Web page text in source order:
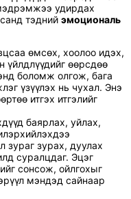
удирдах
тэдний эмоциональ
өмсөх, хоолоо идэх,
үйлдлүүдийг өөрсдөө
боломж олгож, бага
үзүүлэх нь чухал. Энэ
итгэх итгэлийг
баярлах, уйлах,
зураг зурах, дуулах
суралцдаг. Эцэг
сонсож, ойлгохыг
мэндэд сайнаар